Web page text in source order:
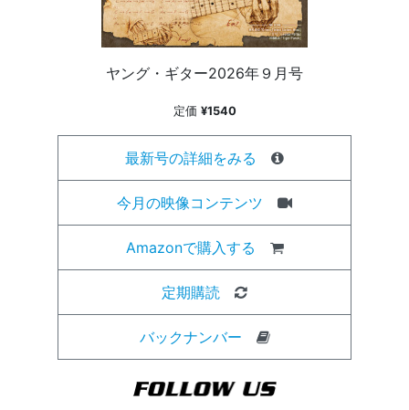
ヤング・ギター2026年９月号
定価 ¥1540
最新号の詳細をみる
今月の映像コンテンツ
Amazonで購入する
定期購読
バックナンバー